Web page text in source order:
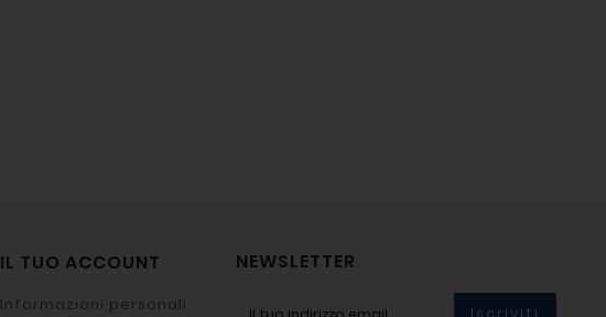
IL TUO ACCOUNT
Informazioni personali
NEWSLETTER